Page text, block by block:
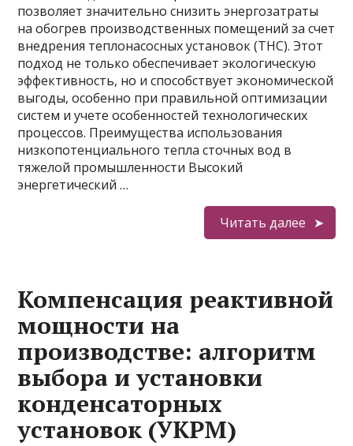
позволяет значительно снизить энергозатраты
на обогрев производственных помещений за счет
внедрения теплонасосных установок (ТНС). Этот
подход не только обеспечивает экологическую
эффективность, но и способствует экономической
выгоды, особенно при правильной оптимизации
систем и учете особенностей технологических
процессов. Преимущества использования
низкопотенциального тепла сточных вод в
тяжелой промышленности Высокий
энергетический …
Читать далее
Компенсация реактивной
мощности на
производстве: алгоритм
выбора и установки
конденсаторных
установок (УКРМ)